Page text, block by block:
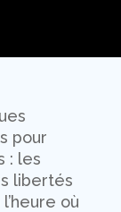
pour
: les
libertés
où